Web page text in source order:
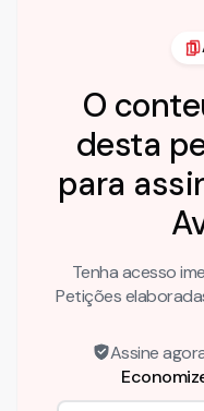
O
desta
para
Tenha acesso
Petições
Assine